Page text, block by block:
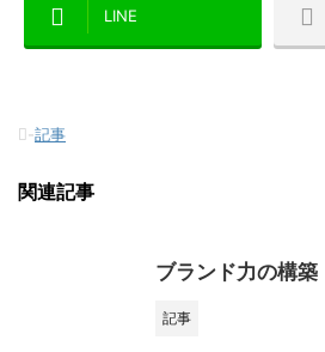
LINE
-記事
関連記事
ブランド力の構築
記事